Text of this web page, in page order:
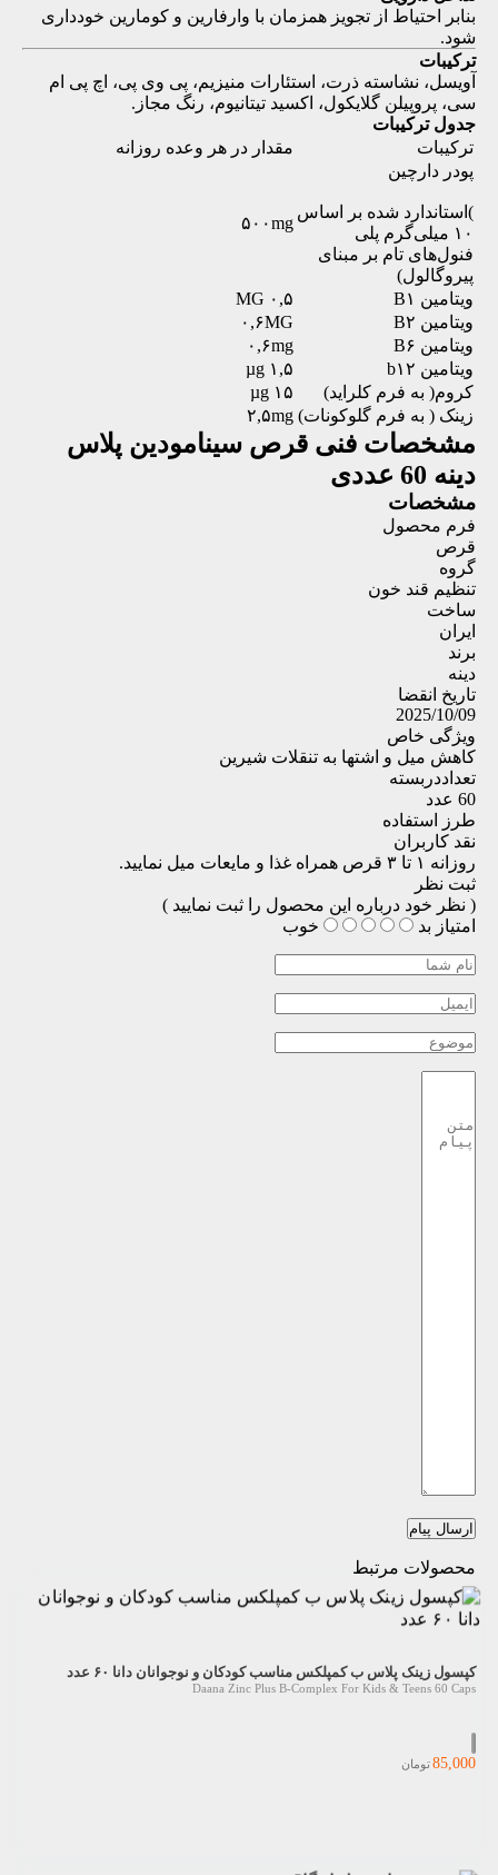
بنابر احتیاط از تجویز همزمان با وارفارین و کومارین خودداری
شود.
ترکیبات
آویسل، نشاسته ذرت، استئارات منیزیم، پی وی پی، اچ پی ام
سی، پروپیلن گلایکول، اکسید تیتانیوم، رنگ مجاز.
جدول ترکیبات
ترکیبات
مقدار در هر وعده روزانه
پودر دارچین
)استاندارد شده بر اساس
۱۰ میلی‌گرم پلی
فنول‌های تام بر مبنای
پیروگالول)
۵۰۰mg
ویتامین B۱
۰,۵ MG
ویتامین B۲
۰,۶MG
ویتامین B۶
۰,۶mg
ویتامین b۱۲
۱,۵ µg
کروم( به فرم کلراید)
۱۵ µg
زینک ( به فرم گلوکونات) ۲,۵mg
مشخصات فنی قرص سینامودین پلاس
دینه 60 عددی
مشخصات
فرم محصول
قرص
گروه
تنظیم قند خون
ساخت
ایران
برند
دینه
تاریخ انقضا
2025/10/09
ویژگی خاص
کاهش میل و اشتها به تنقلات شیرین
تعداددربسته
60 عدد
طرز استفاده
نقد کاربران
روزانه ۱ تا ۳ قرص همراه غذا و مایعات میل نمایید.
ثبت نظر
( نظر خود درباره این محصول را ثبت نمایید )
امتیاز بد خوب
ارسال پیام
محصولات مرتبط
کپسول زینک پلاس ب کمپلکس مناسب کودکان و نوجوانان دانا ۶۰ عدد
Daana Zinc Plus B-Complex For Kids & Teens 60 Caps
85,000تومان